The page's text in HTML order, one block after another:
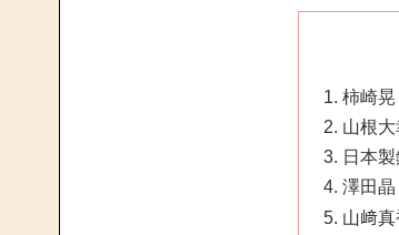
柿崎晃
山根大
日本
澤田晶
山﨑真